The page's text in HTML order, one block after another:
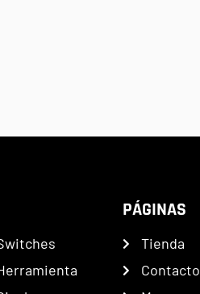
PÁGINAS
Tienda
Contacto